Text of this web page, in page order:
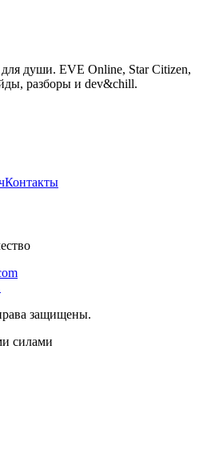
души. EVE Online, Star Citizen,
разборы и dev&chill.
Контакты
защищены.
силами